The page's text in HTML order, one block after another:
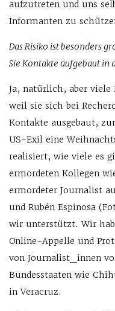
aufzutreten und uns
Informanten zu
Das Risiko ist besonders
Sie Kontakte aufgebaut in
Ja, natürlich, aber
weil sie sich bei
Kontakte ausgebaut,
US-Exil eine
realisiert, wie viele es
ermordeten Kollegen
ermordeter Journalist
und Rubén Espinosa
wir unterstützt. Wir
Online-Appelle und
von Journalist_innen
Bundesstaaten wie
in Veracruz.